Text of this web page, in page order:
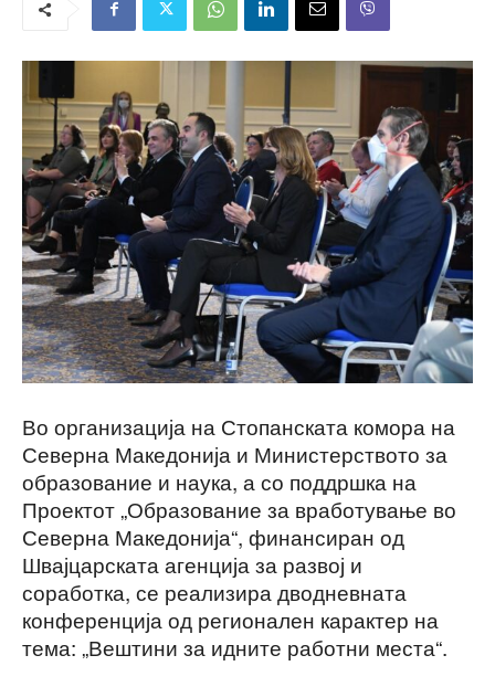
Во организација на Стопанската комора на
Северна Македонија и Министерството за
образование и наука, а со поддршка на
Проектот „Образование за вработување во
Северна Македонија“, финансиран од
Швајцарската агенција за развој и
соработка, се реализира дводневната
конференција од регионален карактер на
тема: „Вештини за идните работни места“.